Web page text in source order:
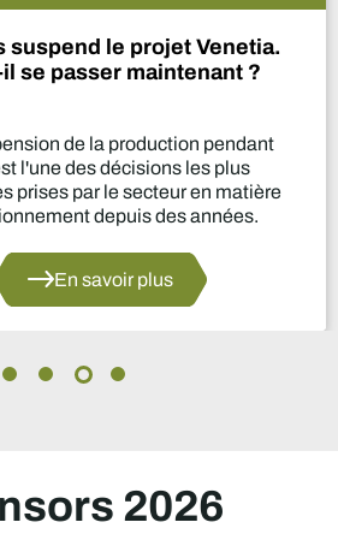
le projet Venetia.
passer maintenant ?
de la production pendant
des décisions les plus
par le secteur en matière
depuis des années.
En savoir plus
2026